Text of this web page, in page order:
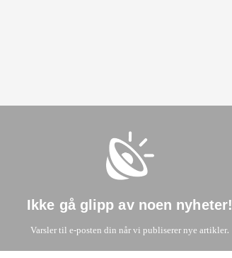
Ikke gå glipp av noen nyheter!
Varsler til e-posten din når vi publiserer nye artikler.